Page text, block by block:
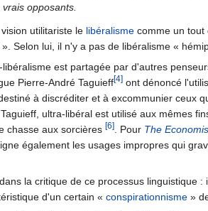
opposants.
utilitariste le libéralisme comme un tout
Selon lui, il n'y a pas de libéralisme «
est partagée par d'autres
Pierre-André Taguieff[4] ont dénoncé
à discréditer et à excommunier ceux
ultra-libéral est utilisé aux mêmes
chasse aux sorcières [6]. Pour The
également les usages impropres qui
la critique de ce processus linguistique
d'un certain « conspirationnisme »